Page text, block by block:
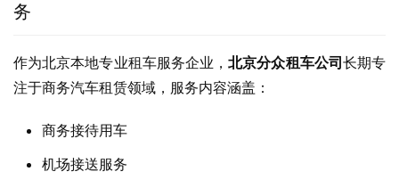
务
作为北京本地专业租车服务企业，北京分众租车公司长期专
注于商务汽车租赁领域，服务内容涵盖：
商务接待用车
机场接送服务